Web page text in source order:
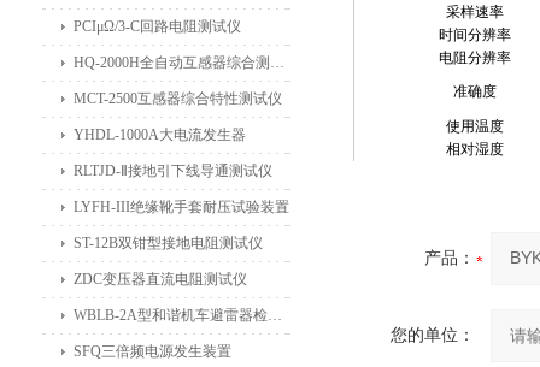
采样速率
时间分辨率
电阻分辨率
准确度
使用温度
相对湿度
产品：
您的单位：
PCIμΩ/3-C回路电阻测试仪
HQ-2000H全自动互感器综合测试仪
MCT-2500互感器综合特性测试仪
YHDL-1000A大电流发生器
RLTJD-Ⅱ接地引下线导通测试仪
LYFH-III绝缘靴手套耐压试验装置
ST-12B双钳型接地电阻测试仪
ZDC变压器直流电阻测试仪
WBLB-2A型和谐机车避雷器检测仪
SFQ三倍频电源发生装置